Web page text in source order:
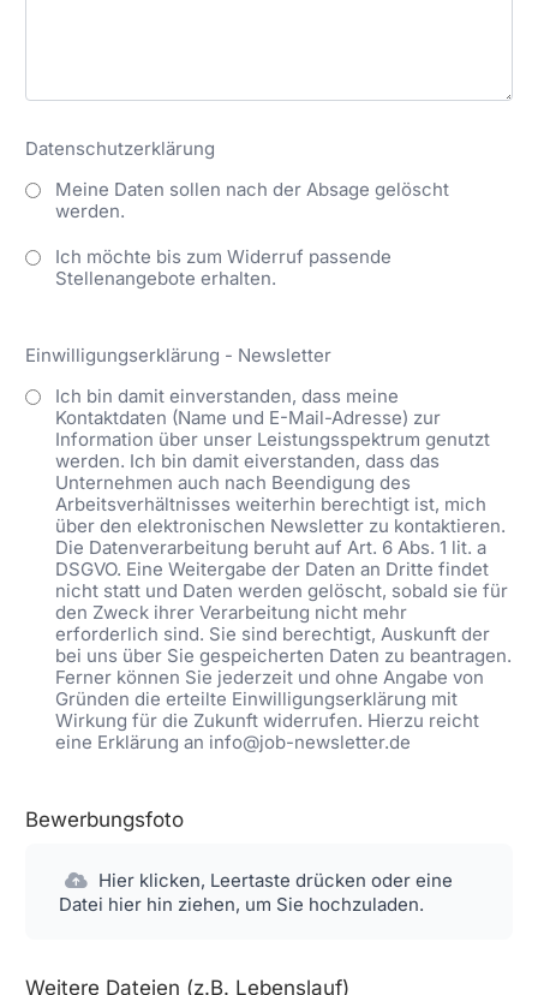
Datenschutzerklärung
Meine Daten sollen nach der Absage gelöscht
werden.
Ich möchte bis zum Widerruf passende
Stellenangebote erhalten.
Einwilligungserklärung - Newsletter
Ich bin damit einverstanden, dass meine
Kontaktdaten (Name und E-Mail-Adresse) zur
Information über unser Leistungsspektrum genutzt
werden. Ich bin damit eiverstanden, dass das
Unternehmen auch nach Beendigung des
Arbeitsverhältnisses weiterhin berechtigt ist, mich
über den elektronischen Newsletter zu kontaktieren.
Die Datenverarbeitung beruht auf Art. 6 Abs. 1 lit. a
DSGVO. Eine Weitergabe der Daten an Dritte findet
nicht statt und Daten werden gelöscht, sobald sie für
den Zweck ihrer Verarbeitung nicht mehr
erforderlich sind. Sie sind berechtigt, Auskunft der
bei uns über Sie gespeicherten Daten zu beantragen.
Ferner können Sie jederzeit und ohne Angabe von
Gründen die erteilte Einwilligungserklärung mit
Wirkung für die Zukunft widerrufen. Hierzu reicht
eine Erklärung an info@job-newsletter.de
Bewerbungsfoto
Hier klicken, Leertaste drücken oder eine
Datei hier hin ziehen, um Sie hochzuladen.
Weitere Dateien (z.B. Lebenslauf)